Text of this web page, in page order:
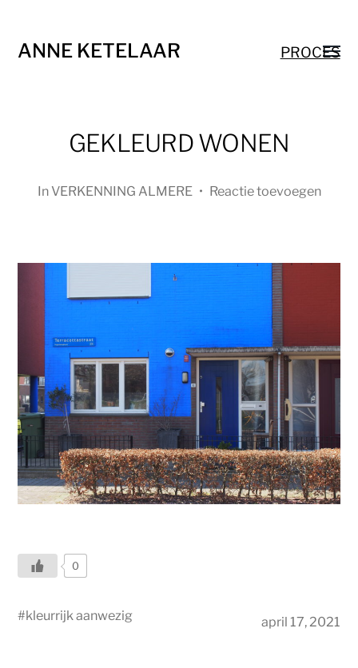
ANNE KETELAAR PROCES
GEKLEURD WONEN
In VERKENNING ALMERE • Reactie toevoegen
0
#kleurrijk aanwezig april 17, 2021